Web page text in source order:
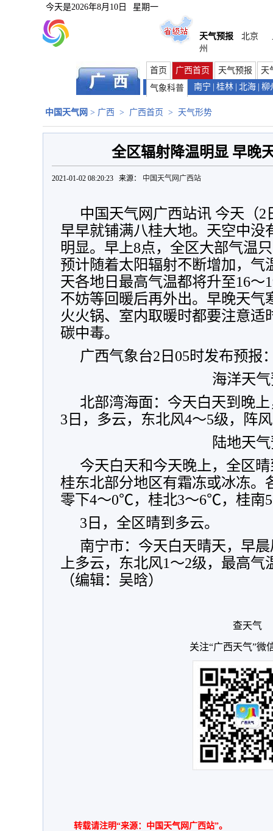
今天是2026年8月10日 星期一
天气预报 北京
州
首页 广西首页 天气预报
天
气象科普
南宁 桂林 北海 柳
中国天气网 > 广西 > 广西首页 > 天气形势
全区辐射降温明显 早晚
2021-01-02 08:20:23 来源： 中国天气网广西站
中国天气网广西站讯 今天（
早早就铺满八桂大地。天空中没
明显。早上8点，全区大部气温
预计随着太阳辐射不断增加，气
天各地日最高气温都将升至16
不妨等回暖后再外出。早晚天气
火火锅、室内取暖时都要注意适
碳中毒。
广西气象台2日05时发布预报
海洋天
北部湾海面：今天白天到晚
3日，多云，东北风4～5级，阵
陆地天
今天白天和今天晚上，全区
桂东北部分地区有霜冻或冰冻。
零下4～0℃，桂北3～6℃，桂南
3日，全区晴到多云。
南宁市：今天白天晴天，早
上多云，东北风1～2级，最高
（编辑：吴晗）
查天气
关注“广西天气”微
转载请注明“来源：中国天气网广西站”。